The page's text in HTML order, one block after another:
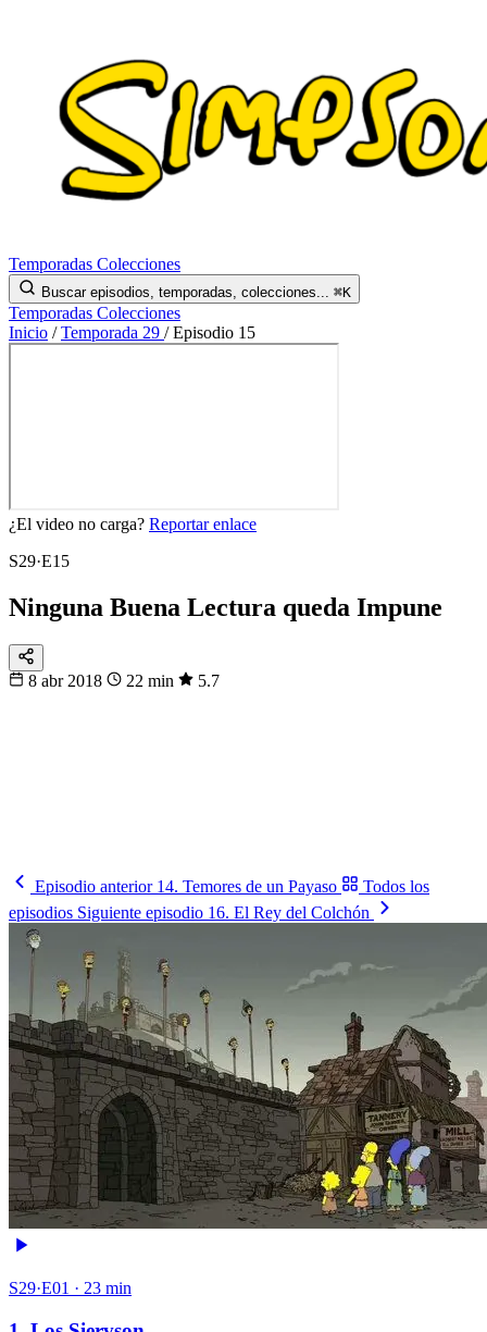
Temporadas Colecciones
Buscar episodios, temporadas, colecciones... ⌘K
Temporadas Colecciones
Inicio / Temporada 29 / Episodio 15
¿El video no carga? Reportar enlace
S29·E15
Ninguna Buena Lectura queda Impune
8 abr 2018 22 min
5.7
Episodio anterior 14. Temores de un Payaso
Todos los
episodios Siguiente episodio 16. El Rey del Colchón
S29·E01 · 23 min